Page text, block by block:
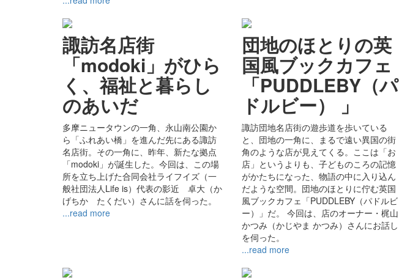
諏訪名店街
「modoki」がひら
く、福祉と暮らし
のあいだ
多摩ニュータウンの一角、永山南公園か
ら「ふれあい橋」を進んだ先にある諏訪
名店街。その一角に、昨年、新たな拠点
「modoki」が誕生した。今回は、この場
所を立ち上げた合同会社ライフイズ（一
般社団法人Life is）代表の影近 卓大（か
げちか たくだい）さんに話を伺った。
...read more
団地のほとりの英
国風ブックカフェ
「PUDDLEBY（パ
ドルビー） 」
諏訪団地名店街の遊歩道を歩いている
と、団地の一角に、まるで遠い異国の街
角のような店が見えてくる。ここは「お
店」というよりも、子どものころの記憶
がかたちになった、物語の中に入り込ん
だような空間。団地のほとりに佇む英国
風ブックカフェ「PUDDLEBY（パドルビ
ー）」だ。 今回は、店のオーナー・梶山
かつみ（かじやま かつみ）さんにお話し
を伺った。
...read more